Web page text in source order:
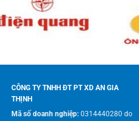
CÔNG TY TNHH ĐT PT XD AN GIA
THỊNH
Mã số doanh nghiệp:0314440280 do